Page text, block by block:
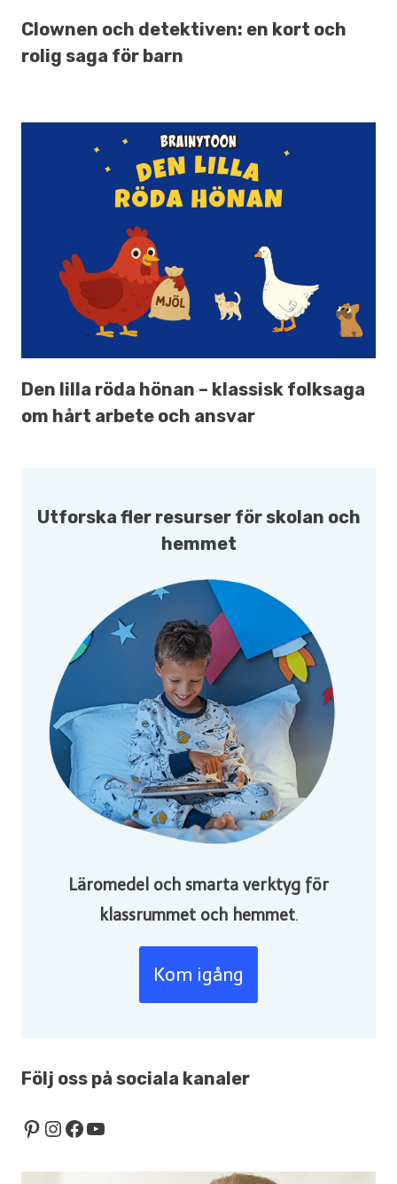
Clownen och detektiven: en kort och
rolig saga för barn
Den lilla röda hönan – klassisk folksaga
om hårt arbete och ansvar
Utforska fler resurser för skolan och
hemmet
Läromedel och smarta verktyg för
klassrummet och hemmet.
Kom igång
Följ oss på sociala kanaler
Pinterest
Instagram
Facebook
YouTube